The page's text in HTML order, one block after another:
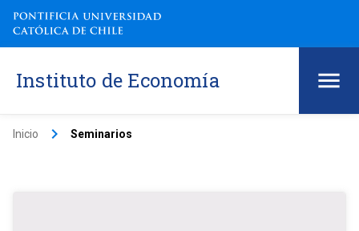
Instituto de Economía
Inicio keyboard_arrow_right Seminarios